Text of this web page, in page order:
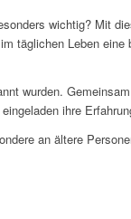
wichtig? Mit
täglichen Leben
wurden.
ihre
an ältere